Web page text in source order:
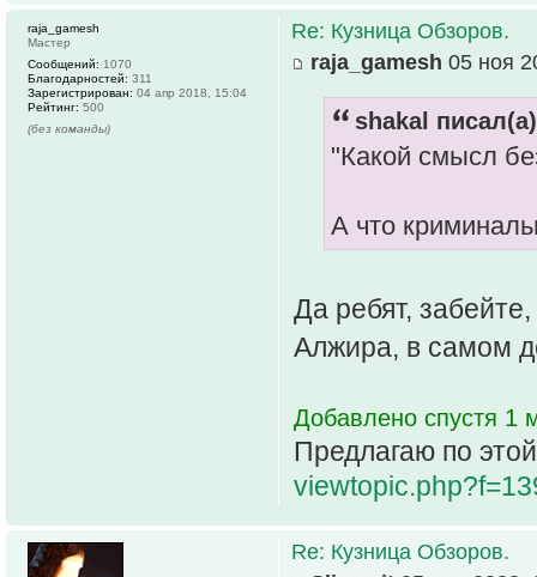
Re: Кузница Обзоров.
raja_gamesh 05 ноя
shakal
"Какой смысл
А что
Да ребят,
Алжира, в самом
Добавлено спустя 1
Предлагаю по
raja_gamesh
Мастер
Сообщений: 1070
Благодарностей: 311
Зарегистрирован: 04 апр 2018, 15:04
Рейтинг: 500
(без команды)
Re: Кузница Обзоров.